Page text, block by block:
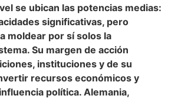
se ubican las potencias medias:
significativas, pero
moldear por sí solos la
Su margen de acción
instituciones y de su
recursos económicos y
política. Alemania,